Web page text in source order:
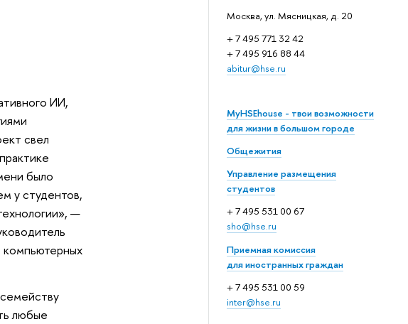
Москва, ул. Мясницкая, д. 20
+ 7 495 771 32 42
+ 7 495 916 88 44
abitur@hse.ru
MyHSEhouse - твои возможности
для жизни в большом городе
Общежития
Управление размещения
студентов
+ 7 495 531 00 67
sho@hse.ru
Приемная комиссия
для иностранных граждан
+ 7 495 531 00 59
inter@hse.ru
ИИ,
свел
было
у студентов,
—
компьютерных
любые